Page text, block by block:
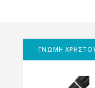
ΓΝΩΜΗ